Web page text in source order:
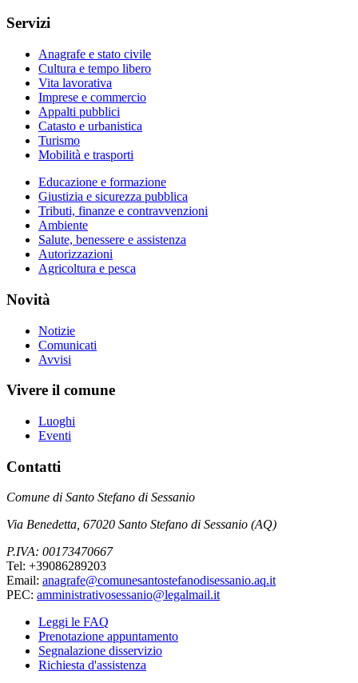
Servizi
Anagrafe e stato civile
Cultura e tempo libero
Vita lavorativa
Imprese e commercio
Appalti pubblici
Catasto e urbanistica
Turismo
Mobilità e trasporti
Educazione e formazione
Giustizia e sicurezza pubblica
Tributi, finanze e contravvenzioni
Ambiente
Salute, benessere e assistenza
Autorizzazioni
Agricoltura e pesca
Novità
Notizie
Comunicati
Avvisi
Vivere il comune
Luoghi
Eventi
Contatti
Comune di Santo Stefano di Sessanio
Via Benedetta, 67020 Santo Stefano di Sessanio (AQ)
P.IVA: 00173470667
Tel: +39086289203
Email: anagrafe@comunesantostefanodisessanio.aq.it
PEC: amministrativosessanio@legalmail.it
Leggi le FAQ
Prenotazione appuntamento
Segnalazione disservizio
Richiesta d'assistenza